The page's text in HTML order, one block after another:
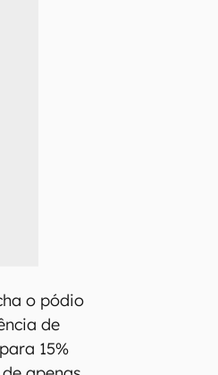
o pódio
de
15%